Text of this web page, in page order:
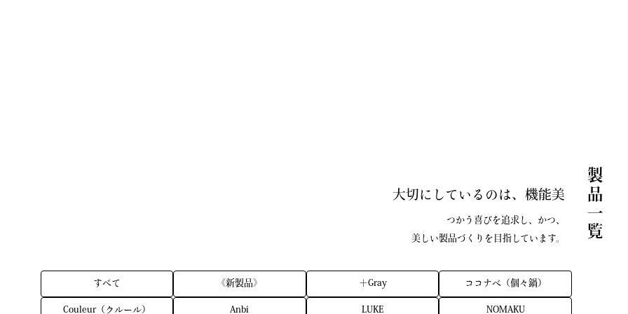
製品一覧
大切にしているのは、機能美
つかう喜びを追求し、かつ、
美しい製品づくりを目指しています。
すべて 《新製品》 ＋Gray ココナベ（個々鍋）
Couleur（クルール） Anbi LUKE NOMAKU